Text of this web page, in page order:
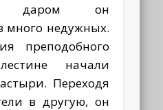
даром он
много недужных.
преподобного
начали
Переходя
в другую, он